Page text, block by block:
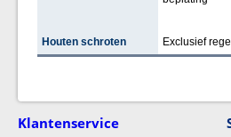
Houten schroten Exclusief
Klantenservice